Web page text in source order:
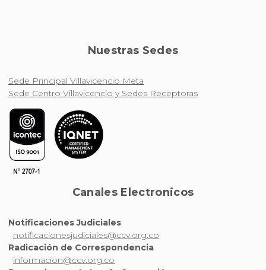
Nuestras Sedes
Sede Principal Villavicencio Meta
Sede Centro Villavicencio y Sedes Receptoras
Canales Electronicos
Notificaciones Judiciales
notificacionesjudiciales@ccv.org.co
Radicación de Correspondencia
informacion@ccv.org.co